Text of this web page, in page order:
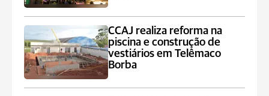
CCAJ realiza reforma na
piscina e construção de
vestiários em Telêmaco
Borba